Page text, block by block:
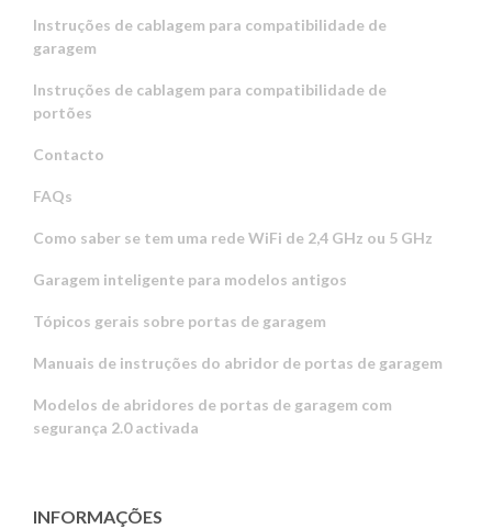
Instruções de cablagem para compatibilidade de
garagem
Instruções de cablagem para compatibilidade de
portões
Contacto
FAQs
Como saber se tem uma rede WiFi de 2,4 GHz ou 5 GHz
Garagem inteligente para modelos antigos
Tópicos gerais sobre portas de garagem
Manuais de instruções do abridor de portas de garagem
Modelos de abridores de portas de garagem com
segurança 2.0 activada
INFORMAÇÕES